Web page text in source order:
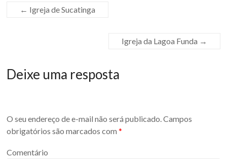
← Igreja de Sucatinga
Igreja da Lagoa Funda →
Deixe uma resposta
O seu endereço de e-mail não será publicado.Campos
obrigatórios são marcados com*
Comentário